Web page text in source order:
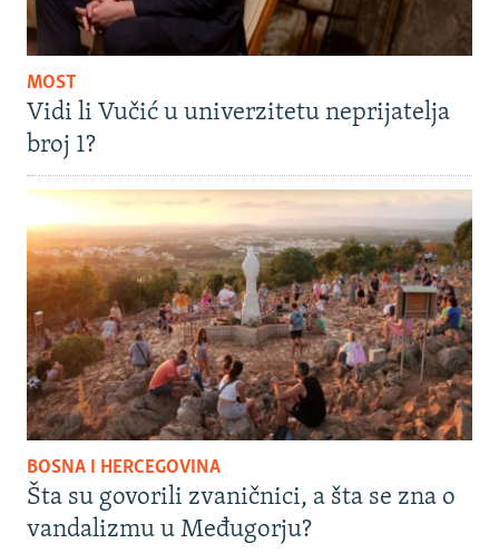
MOST
Vidi li Vučić u univerzitetu neprijatelja
broj 1?
BOSNA I HERCEGOVINA
Šta su govorili zvaničnici, a šta se zna o
vandalizmu u Međugorju?